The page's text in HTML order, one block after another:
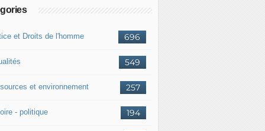
696
et Droits de l'homme
549
257
et environnement
194
- politique